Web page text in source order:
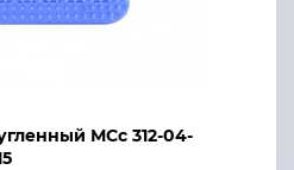
МСс 312-04-